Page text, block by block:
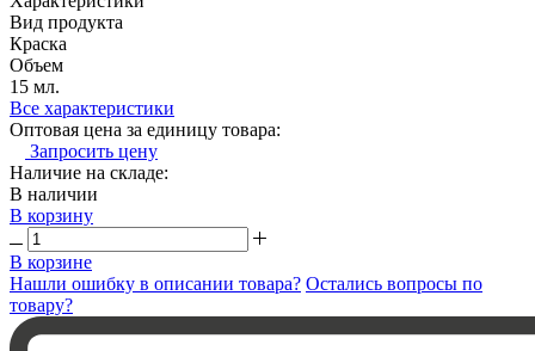
Вид продукта
Краска
Объем
15 мл.
Все характеристики
Оптовая цена за единицу товара:
Запросить цену
Наличие на складе:
В наличии
В корзину
В корзине
Нашли ошибку в описании товара? Остались вопросы по
товару?